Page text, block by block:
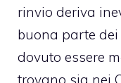
rinvio deriva
buona parte
dovuto essere
trovano sia nei